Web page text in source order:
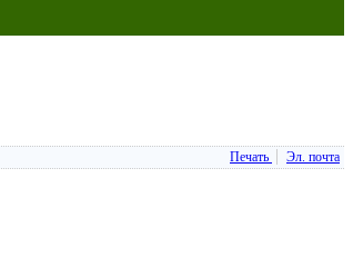
Печать Эл. почта